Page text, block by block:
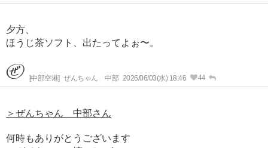
夕方、
ほうじ茶ソフト、出たってよぉ〜。
[中部空港] ぜんちゃん 中部 2026/06/03(水) 18:46 44
＞ぜんちゃん 中部さん
何時もありがとうございます